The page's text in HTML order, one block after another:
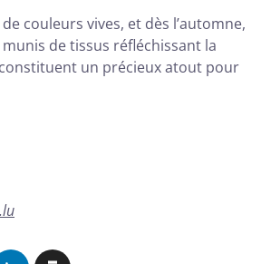
couleurs vives, et dès l’automne,
de tissus réfléchissant la
un précieux atout pour